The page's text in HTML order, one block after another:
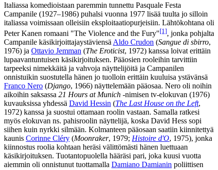
Italiassa komedioistaan paremmin tunnettu Pasquale Festa
Campanile (1927–1986) puhalsi vuonna 1977 lisää tuulta jo silloin
italiassa voimissaan olleisiin eksploitaatiopurjeisiin. Lähtökohtana oli
Peter Kanen romaani "The Violence and the Fury"[1], jonka pohjalta
Campanile käsikirjoittajaystäviensä Aldo Crudon (Sangue di sbirro,
1976) ja Ottavio Jemman (The Eroticist, 1972) kanssa loivat erittäin
lupaavantuntuisen käsikirjoituksen. Pääosien rooleihin tarvittiin
tarpeeksi nimekkäitä ja vahvoja näyttelijöitä ja Campanilen
onnistuikin suostutella hänen jo tuolloin erittäin kuuluisa ystävänsä
Franco Nero (Django, 1966) näyttelemään pääosaa. Nero oli noihin
aikoihin saksassa 21 Hours at Munich ‑nimisen tv‑elokuvan (1976)
kuvauksissa yhdessä David Hessin (The Last House on the Left,
1972) kanssa ja suostui ottamaan roolin vastaan. Samalla ratkesi
myös elokuvan ns. pahisroolin näyttelijä, koska David Hess sopi
siihen kuin nyrkki silmään. Kolmanteen pääosaan saatiin kiinnitettyä
kaunis Corinne Cléry (Moonraker, 1979; Histoire d'O, 1975), jonka
kiinnostus roolia kohtaan heräsi välittömästi hänen luettuaan
käsikirjoituksen. Tuotantopuolella hääräsi pari, joka kuusi vuotta
aiemmin oli onnistunut tuottamalla Damiano Damianin poliittisen